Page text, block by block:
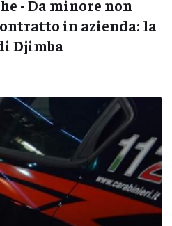
- Da minore non
in azienda: la
Djimba